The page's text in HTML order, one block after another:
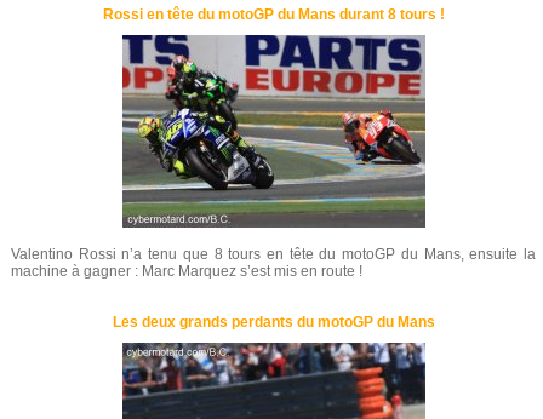
Rossi en tête du motoGP du Mans durant 8 tours !
Valentino Rossi n’a tenu que 8 tours en tête du motoGP du Mans, ensuite la
machine à gagner : Marc Marquez s’est mis en route !
Les deux grands perdants du motoGP du Mans